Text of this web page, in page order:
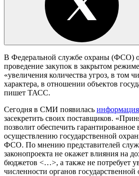
В Федеральной службе охраны (ФСО)
проведение закупок в закрытом
«увеличения количества угроз, в том
характера, в отношении объектов
пишет ТАСС.
Сегодня в СМИ появилась информация
засекретить своих поставщиков.
позволит обеспечить
осуществлению государственной
ФСО. По мнению представителей
законопроекта не окажет влияния на
бюджетов <…>, а также не потребует
численности органов государственной